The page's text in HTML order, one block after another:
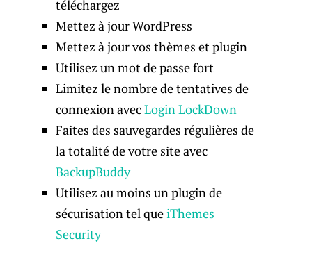
téléchargez
Mettez à jour WordPress
Mettez à jour vos thèmes et plugin
Utilisez un mot de passe fort
Limitez le nombre de tentatives de
connexion avecLogin LockDown
Faites des sauvegardes régulières de
la totalité de votre site avec
BackupBuddy
Utilisez au moins un plugin de
sécurisation tel queiThemes
Security